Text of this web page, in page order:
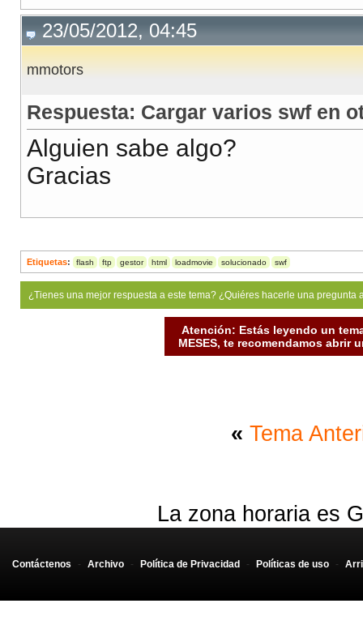
23/05/2012, 04:45
mmotors
Respuesta: Cargar varios swf en
Alguien sabe algo?
Gracias
Etiquetas: flash ftp gestor html loadmovie solucionado swf
¿Tienes una mejor respuesta a este tema? ¿Quiéres hacerle una
Atención: Estás leyendo un
MESES, te recomendamos abrir
« Tema
La zona horaria es
Contáctenos - Archivo - Política de Privacidad - Políticas de uso -